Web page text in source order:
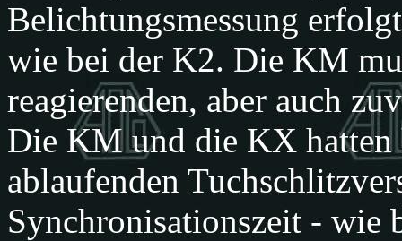
Belichtungsmessung
wie bei der K2. Die KM
reagierenden, aber auch
Die KM und die KX hatten
ablaufenden
Synchronisationszeit - wie